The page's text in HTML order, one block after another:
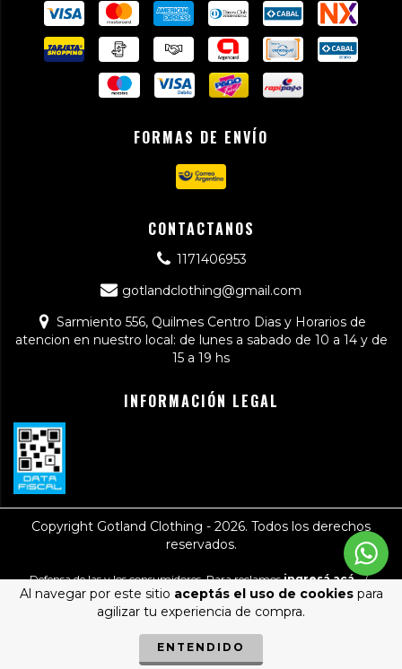
Al navegar por este sitio aceptás el uso de cookiespara
agilizar tu experiencia de compra.
ENTENDIDO
FORMAS DE ENVÍO
CONTACTANOS
1171406953
gotlandclothing@gmail.com
Sarmiento 556, Quilmes Centro Dias y Horarios de
atencion en nuestro local: de lunes a sabado de 10 a 14 y de
15 a 19 hs
INFORMACIÓN LEGAL
Copyright Gotland Clothing - 2026. Todos los derechos
reservados.
Defensa de las y los consumidores. Para reclamos ingresá acá. /
Botón de arrepentimiento